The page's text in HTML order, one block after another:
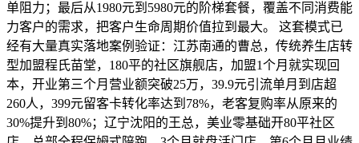
单阻力；最后从1980元到5980元的阶梯套餐，覆盖不同消费能
力客户的需求，把客户生命周期价值拉到最大。 这套模式已
经有大量真实落地案例验证：江苏南通的曹总，传统养生店转
型加盟程氏苗堂，180平的社区旗舰店，加盟1个月就实现回
本，开业第三个月营业额突破25万，39.9元引流单月到店超
260人，399元留客卡转化率达到78%，老客复购率从原来的
30%提升到80%；辽宁沈阳的王总，美业零基础开80平社区